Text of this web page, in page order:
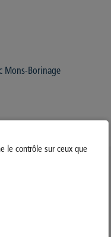
le contrôle sur ceux que
Mons-Borinage